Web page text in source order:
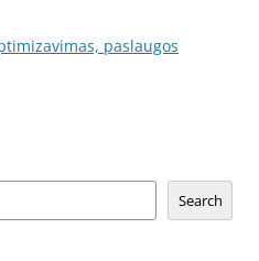
paslaugos
Search